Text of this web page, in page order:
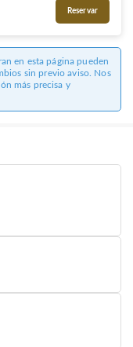
Reservar
en esta página pueden
sin previo aviso. Nos
más precisa y